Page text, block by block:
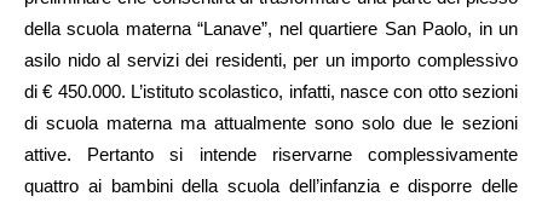
della scuola materna “Lanave”, nel quartiere San Paolo, in un
asilo nido al servizi dei residenti, per un importo complessivo
di € 450.000. L’istituto scolastico, infatti, nasce con otto sezioni
di scuola materna ma attualmente sono solo due le sezioni
attive. Pertanto si intende riservarne complessivamente
quattro ai bambini della scuola dell’infanzia e disporre delle